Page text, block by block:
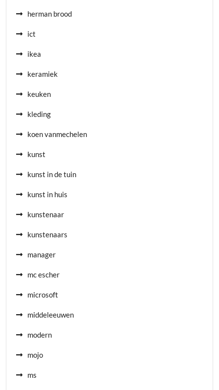
herman brood
ict
ikea
keramiek
keuken
kleding
koen vanmechelen
kunst
kunst in de tuin
kunst in huis
kunstenaar
kunstenaars
manager
mc escher
microsoft
middeleeuwen
modern
mojo
ms